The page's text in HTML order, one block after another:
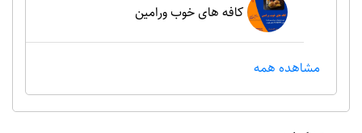
کافه های خوب ورامین
مشاهده همه